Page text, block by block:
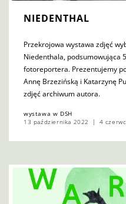
NIEDENTHAL
Przekrojowa wystawa zdjęć
Niedenthala, podsumowująca
fotoreportera. Prezentujemy
Annę Brzezińską i Katarzynę
zdjęć archiwum autora.
wystawa w DSH
13 października 2022
4